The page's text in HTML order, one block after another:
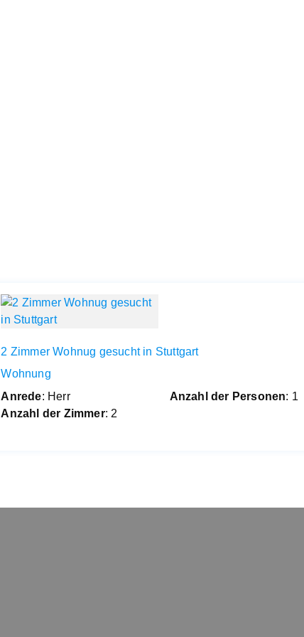
2 Zimmer Wohnug gesucht in Stuttgart
Wohnung
Anrede: Herr Anzahl der Personen: 1
Anzahl der Zimmer: 2